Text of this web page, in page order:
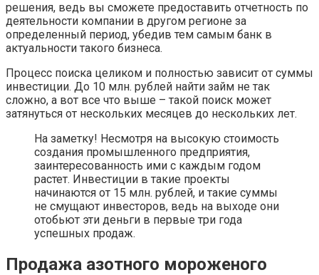
решения, ведь вы сможете предоставить отчетность по
деятельности компании в другом регионе за
определенный период, убедив тем самым банк в
актуальности такого бизнеса.
Процесс поиска целиком и полностью зависит от суммы
инвестиции. До 10 млн. рублей найти займ не так
сложно, а вот все что выше – такой поиск может
затянуться от нескольких месяцев до нескольких лет.
На заметку! Несмотря на высокую стоимость
создания промышленного предприятия,
заинтересованность ими с каждым годом
растет. Инвестиции в такие проекты
начинаются от 15 млн. рублей, и такие суммы
не смущают инвесторов, ведь на выходе они
отобьют эти деньги в первые три года
успешных продаж.
Продажа азотного мороженого